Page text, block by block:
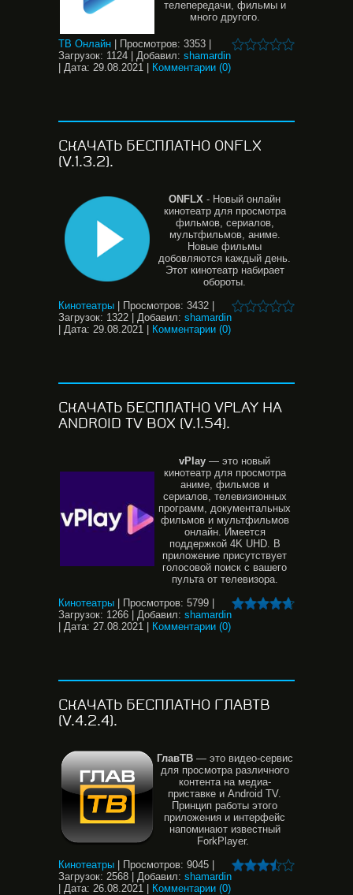
телепередачи, фильмы и
много другого.
ТВ Онлайн Просмотров: 3353
Загрузок: 1124 Добавил: shamardin
Дата: 29.08.2021 Комментарии (0)
СКАЧАТЬ БЕСПЛАТНО ONFLX
(V.1.3.2).
ONFLX - Новый онлайн
кинотеатр для просмотра
фильмов, сериалов,
мультфильмов, аниме.
Новые фильмы
добовляются каждый день.
Этот кинотеатр набирает
обороты.
Кинотеатры
Просмотров: 3432
Загрузок: 1322 Добавил: shamardin
Дата: 29.08.2021 Комментарии (0)
CКАЧАТЬ БЕСПЛАТНО VPLAY НА
ANDROID TV BOX (V.1.54).
vPlay — это новый
кинотеатр для просмотра
аниме, фильмов и
сериалов, телевизионных
программ, документальных
фильмов и мультфильмов
онлайн. Имеется
поддержкой 4K UHD. В
приложение присутствует
голосовой поиск с вашего
пульта от телевизора.
Кинотеатры
Просмотров: 5799
Загрузок: 1266 Добавил: shamardin
Дата: 27.08.2021 Комментарии (0)
СКАЧАТЬ БЕСПЛАТНО ГЛАВТВ
(V.4.2.4).
ГлавТВ— это видео-сервис
для просмотра различного
контента на медиа-
приставке и Android TV.
Принцип работы этого
приложения и интерфейс
напоминают известный
ForkPlayer.
Кинотеатры
Просмотров: 9045
Загрузок: 2568 Добавил: shamardin
Дата: 26.08.2021 Комментарии (0)